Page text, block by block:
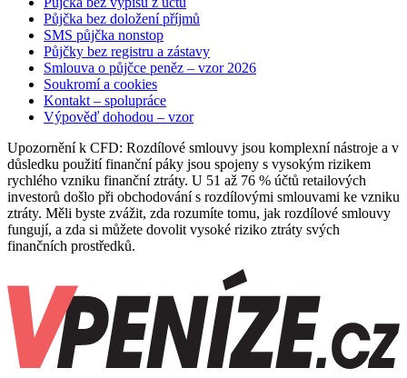
Půjčka bez doložení příjmů
SMS půjčka nonstop
Půjčky bez registru a zástavy
Smlouva o půjčce peněz – vzor 2026
Soukromí a cookies
Kontakt – spolupráce
Výpověď dohodou – vzor
Upozornění k CFD: Rozdílové smlouvy jsou komplexní nástroje a v
důsledku použití finanční páky jsou spojeny s vysokým rizikem
rychlého vzniku finanční ztráty. U 51 až 76 % účtů retailových
investorů došlo při obchodování s rozdílovými smlouvami ke vzniku
ztráty. Měli byste zvážit, zda rozumíte tomu, jak rozdílové smlouvy
fungují, a zda si můžete dovolit vysoké riziko ztráty svých
finančních prostředků.